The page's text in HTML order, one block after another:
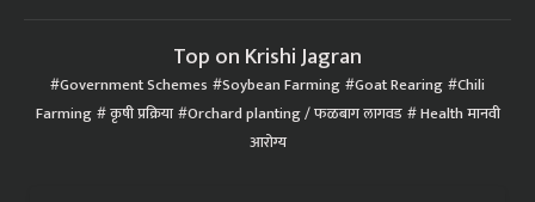
Top on Krishi Jagran
Government Schemes Soybean Farming Goat Rearing Chili
Farming कृषी प्रक्रिया Orchard planting / फळबाग लागवड Health मानवी
आरोग्य